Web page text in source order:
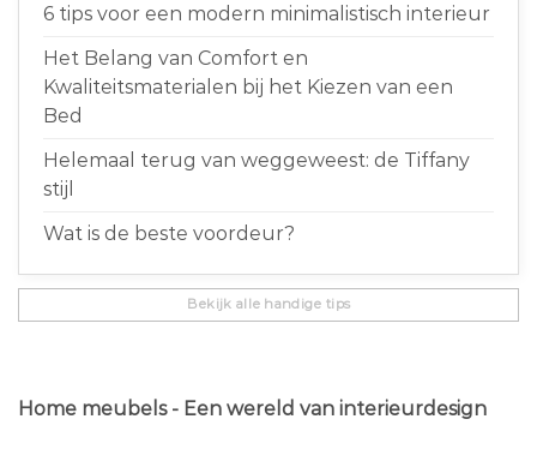
6 tips voor een modern minimalistisch interieur
Het Belang van Comfort en
Kwaliteitsmaterialen bij het Kiezen van een
Bed
Helemaal terug van weggeweest: de Tiffany
stijl
Wat is de beste voordeur?
Bekijk alle handige tips
Home meubels - Een wereld van interieurdesign